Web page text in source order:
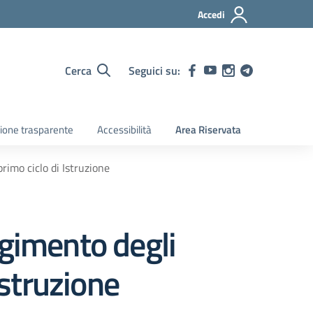
Accedi
Cerca Seguici su:
trasparente Accessibilità Area Riservata
ciclo di Istruzione
degli